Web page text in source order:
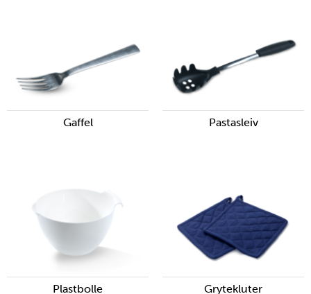
Gaffel Pastasleiv
Plastbolle Grytekluter